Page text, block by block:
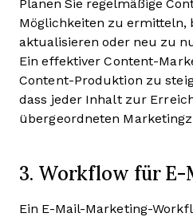
Planen Sie regelmäßige
Möglichkeiten zu ermitteln,
aktualisieren oder neu zu
Ein effektiver Content-
Content-Produktion zu
dass jeder Inhalt zur
übergeordneten
3. Workflow für
Ein E-Mail-Marketing-